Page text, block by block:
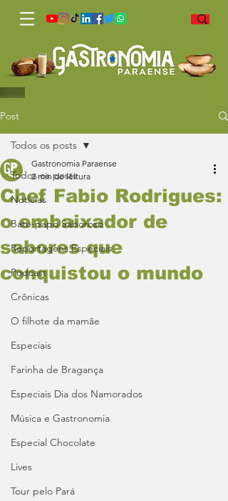
Post
Todos os posts
Notícias
Bate-papo Saboroso
Reportagens Especiais
Podcast
Crônicas
O filhote da mamãe
Especiais
Farinha de Bragança
Especiais Dia dos Namorados
Música e Gastronomia
Especial Chocolate
Lives
Tour pelo Pará
Todos os posts
Chef Fabio Rodrigues:
o embaixador de
sabores que
conquistou o mundo
Gastronomia Paraense
2 min de leitura